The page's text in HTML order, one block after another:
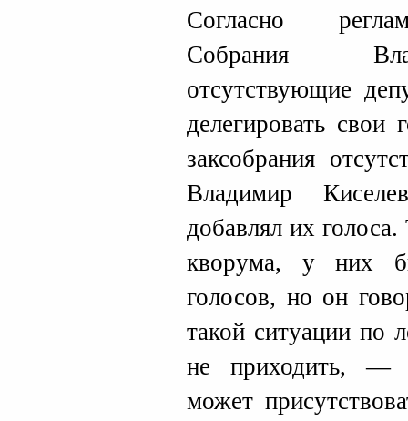
Согласно
Собрания
отсутствующие
делегировать свои
заксобрания
Владимир
добавлял их
кворума, у них
голосов, но он
такой ситуации по
не приходить, —
может